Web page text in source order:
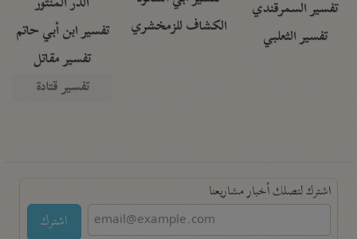
تفسير السمرقندي
تفسير الثعلبي
الكشاف للزمخشري
تفسير ابن أبي حاتم
تفسير مقاتل
تفسير قتادة
اشترك لتصلك أخبار مشاريعنا
اشترك